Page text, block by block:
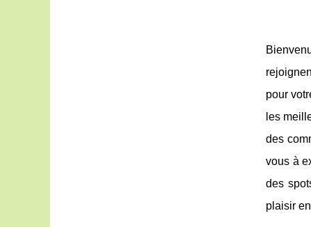
pour
les
des
vous à
des
plaisir